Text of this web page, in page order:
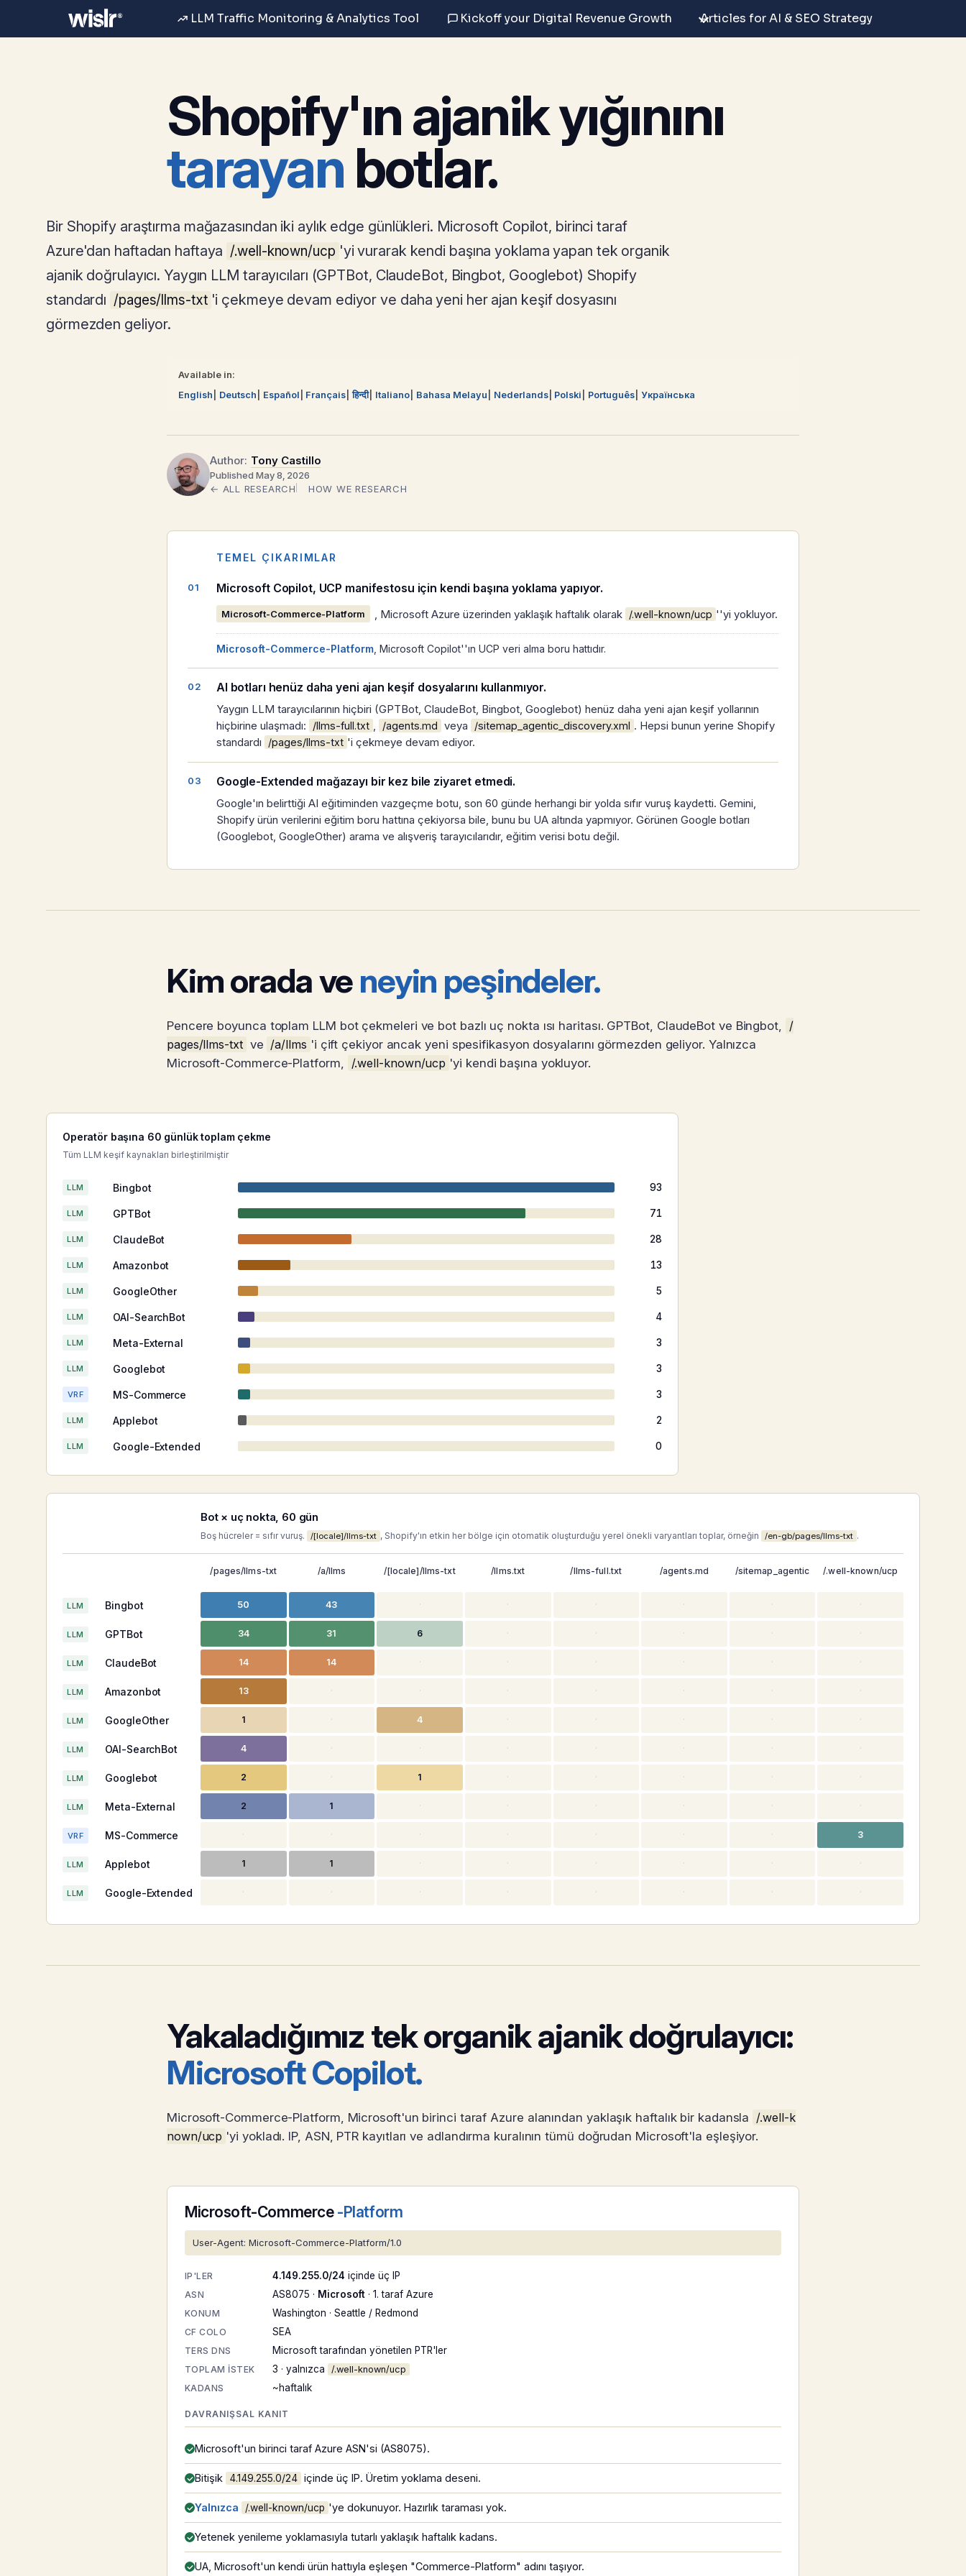
LLM Traffic Monitoring & Analytics Tool Kickoff your Digital Revenue Growth Articles for AI & SEO Strategy
Shopify'ın ajanik yığınını
tarayan botlar.
Bir Shopify araştırma mağazasından iki aylık edge günlükleri. Microsoft Copilot, birinci taraf
Azure'dan haftadan haftaya /.well-known/ucp 'yi vurarak kendi başına yoklama yapan tek organik
ajanik doğrulayıcı. Yaygın LLM tarayıcıları (GPTBot, ClaudeBot, Bingbot, Googlebot) Shopify
standardı /pages/llms-txt 'i çekmeye devam ediyor ve daha yeni her ajan keşif dosyasını
görmezden geliyor.
Available in:
English
Deutsch Español Français हिन्दी Italiano Bahasa Melayu Nederlands Polski Português Українська
Author: Tony Castillo
Published May 8, 2026
← ALL RESEARCH
HOW WE RESEARCH
TEMEL ÇIKARIMLAR
Microsoft Copilot, UCP manifestosu için kendi başına yoklama yapıyor.
Microsoft-Commerce-Platform , Microsoft Azure üzerinden yaklaşık haftalık olarak /.well-known/ucp ''yi yokluyor.
Microsoft-Commerce-Platform , Microsoft Copilot''ın UCP veri alma boru hattıdır.
AI botları henüz daha yeni ajan keşif dosyalarını kullanmıyor.
Yaygın LLM tarayıcılarının hiçbiri (GPTBot, ClaudeBot, Bingbot, Googlebot) henüz daha yeni ajan keşif yollarının
hiçbirine ulaşmadı:
/llms-full.txt , /agents.md veya /sitemap_agentic_discovery.xml . Hepsi bunun yerine Shopify
standardı
/pages/llms-txt 'i çekmeye devam ediyor.
Google-Extended mağazayı bir kez bile ziyaret etmedi.
Google'ın belirttiği AI eğitiminden vazgeçme botu, son 60 günde herhangi bir yolda sıfır vuruş kaydetti. Gemini,
Shopify ürün verilerini eğitim boru hattına çekiyorsa bile, bunu bu UA altında yapmıyor. Görünen Google botları
(Googlebot, GoogleOther) arama ve alışveriş tarayıcılarıdır, eğitim verisi botu değil.
Kim orada veneyin peşindeler.
Pencere boyunca toplam LLM bot çekmeleri ve bot bazlı uç nokta ısı haritası. GPTBot, ClaudeBot ve Bingbot, /
pages/llms-txt ve /a/llms 'i çift çekiyor ancak yeni spesifikasyon dosyalarını görmezden geliyor. Yalnızca
Microsoft-Commerce-Platform, /.well-known/ucp 'yi kendi başına yokluyor.
Operatör başına 60 günlük toplam çekme
Tüm LLM keşif kaynakları birleştirilmiştir
Bingbot
LLM 93
GPTBot
LLM 71
ClaudeBot
LLM 28
Amazonbot
LLM 13
GoogleOther
LLM 5
OAI-SearchBot
LLM 4
Meta-External
LLM 3
Googlebot
LLM 3
MS-Commerce
VRF 3
Applebot
LLM 2
Google-Extended
LLM 0
Bot × uç nokta, 60 gün
Boş hücreler = sıfır vuruş. /[locale]/llms-txt , Shopify'ın etkin her bölge için otomatik oluşturduğu yerel önekli varyantları toplar, örneğin /en-gb/pages/llms-txt .
/pages/llms-txt /a/llms /[locale]/llms-txt /llms.txt /llms-full.txt /agents.md /sitemap_agentic /.well-known/ucp
Bingbot
LLM 50 43 · · · · · ·
GPTBot
LLM 34 31 6 · · · · ·
ClaudeBot
LLM 14 14 · · · · · ·
Amazonbot
LLM 13 · · · · · · ·
GoogleOther
LLM 1 · 4 · · · · ·
OAI-SearchBot
LLM 4 · · · · · · ·
Googlebot
LLM 2 · 1 · · · · ·
Meta-External
LLM 2 1 · · · · · ·
MS-Commerce
VRF · · · · · · · 3
Applebot
LLM 1 1 · · · · · ·
Google-Extended
LLM · · · · · · · ·
Yakaladığımız tek organik ajanik doğrulayıcı:
Microsoft Copilot.
Microsoft-Commerce-Platform, Microsoft'un birinci taraf Azure alanından yaklaşık haftalık bir kadansla /.well-k
nown/ucp 'yi yokladı. IP, ASN, PTR kayıtları ve adlandırma kuralının tümü doğrudan Microsoft'la eşleşiyor.
Microsoft-Commerce -Platform
User-Agent: Microsoft-Commerce-Platform/1.0
IP'LER 4.149.255.0/24 içinde üç IP
ASN AS8075 · Microsoft · 1. taraf Azure
KONUM Washington · Seattle / Redmond
CF COLO SEA
TERS DNS Microsoft tarafından yönetilen PTR'ler
TOPLAM ISTEK 3 · yalnızca
/.well-known/ucp
KADANS
~haftalık
DAVRANIŞSAL KANIT
Microsoft'un birinci taraf Azure ASN'si (AS8075).
Bitişik 4.149.255.0/24 içinde üç IP. Üretim yoklama deseni.
Yalnızca /.well-known/ucp 'ye dokunuyor. Hazırlık taraması yok.
Yetenek yenileme yoklamasıyla tutarlı yaklaşık haftalık kadans.
UA, Microsoft'un kendi ürün hattıyla eşleşen "Commerce-Platform" adını taşıyor.